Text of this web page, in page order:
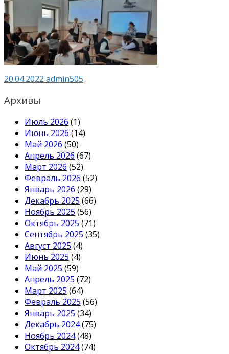
20.04.2022 admin505
Архивы
Июль 2026 (1)
Июнь 2026 (14)
Май 2026 (50)
Апрель 2026 (67)
Март 2026 (52)
Февраль 2026 (52)
Январь 2026 (29)
Декабрь 2025 (66)
Ноябрь 2025 (56)
Октябрь 2025 (71)
Сентябрь 2025 (35)
Август 2025 (4)
Июнь 2025 (4)
Май 2025 (59)
Апрель 2025 (72)
Март 2025 (64)
Февраль 2025 (56)
Январь 2025 (34)
Декабрь 2024(75)
Ноябрь 2024(48)
Октябрь 2024(74)